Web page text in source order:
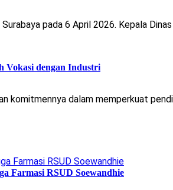
pada 6 April 2026. Kepala
Vokasi dengan Industri
komitmennya dalam memperkuat
Farmasi RSUD Soewandhie